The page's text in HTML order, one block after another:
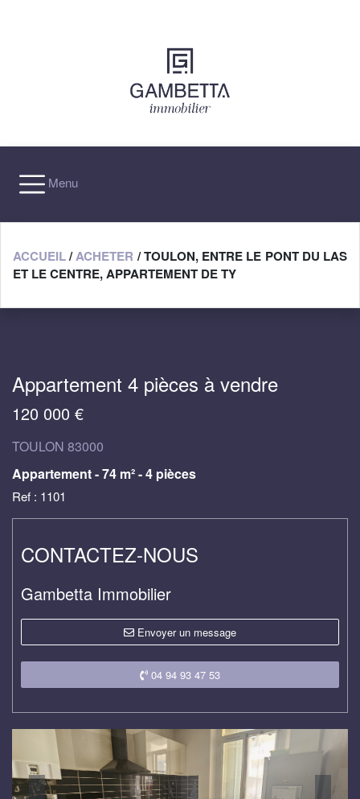
Menu
ACCUEIL/ACHETER / TOULON, ENTRE LE PONT DU LAS
ET LE CENTRE, APPARTEMENT DE TY
Appartement 4 pièces à vendre
120 000 €
TOULON 83000
Appartement - 74 m² - 4 pièces
Ref : 1101
CONTACTEZ-NOUS
Gambetta Immobilier
Envoyer un message
04 94 93 47 53